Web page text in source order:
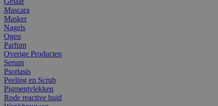
Mascara
Masker
Nagels
Ogen
Parfum
Overige Producten
Serum
Psoriasis
Peeling en Scrub
Pigmentvlekken
Rode reactive huid